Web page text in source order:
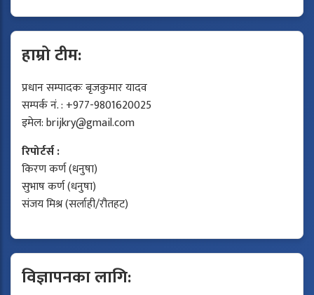
हाम्रो टीम:
प्रधान सम्पादकः बृजकुमार यादव
सम्पर्क नं. : +977-9801620025
इमेल:brijkry@gmail.com
रिपोर्टर्स :
किरण कर्ण (धनुषा)
सुभाष कर्ण (धनुषा)
संजय मिश्र (सर्लाही/रौतहट)
विज्ञापनका लागि: